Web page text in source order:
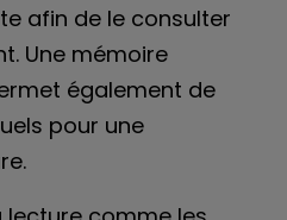
afin de le consulter
Une mémoire
également de
pour une